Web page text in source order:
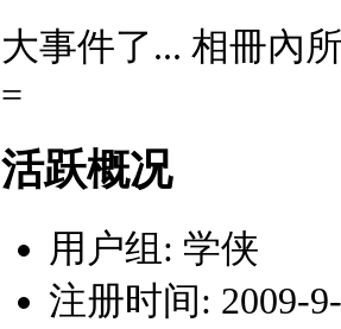
大事件了... 相冊內
=
活跃概况
用户组: 学侠
注册时间: 2009-